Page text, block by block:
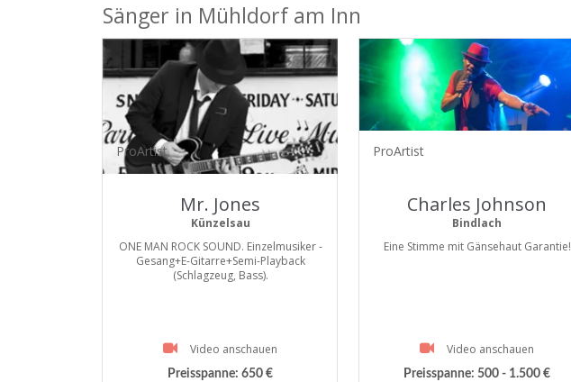
Sänger in Mühldorf am Inn
ProArtist
Mr. Jones
Künzelsau
ONE MAN ROCK SOUND. Einzelmusiker -
Gesang+E-Gitarre+Semi-Playback
(Schlagzeug, Bass).
Video anschauen
Preisspanne: 650 €
ProArtist
Charles Johnson
Bindlach
Eine Stimme mit Gänsehaut Garantie!
Video anschauen
Preisspanne: 500 - 1.500 €